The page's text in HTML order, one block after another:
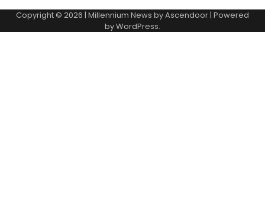
Copyright © 2026 | Millennium News byAscendoor| Powered
byWordPress.